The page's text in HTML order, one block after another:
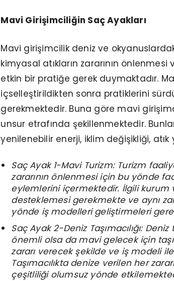
Mavi Girişimciliğin Saç Ayakları
Mavi girişimcilik deniz ve
kimyasal atıkların zararının
etkin bir pratiğe gerek duymaktadır.
içselleştirildikten sonra pratiklerini
gerekmektedir. Buna göre mavi
unsur etrafında şekillenmektedir.
yenilenebilir enerji, iklim değişikliği, atık
Saç Ayak 1-Mavi Turizm: Turizm
zararının önlenmesi için bu yönde
eylemlerini içermektedir. İlgili kurum
desteklemesi gerekmekte ve aynı
yönde iş modelleri geliştirmeleri
Saç Ayak 2-Deniz Taşımacılığı:
önemli olsa da mavi gelecek için
zararı verecek şekilde ve iş modeli
Taşımacılıkta denize verilen her
çeşitliliği olumsuz yönde